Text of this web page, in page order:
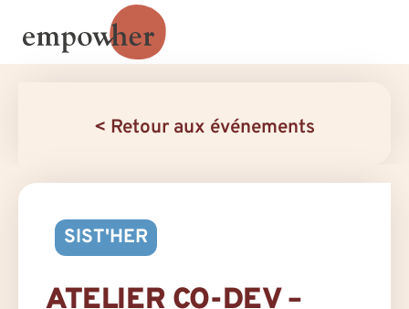
< Retour aux événements
SIST'HER
ATELIER CO-DEV –